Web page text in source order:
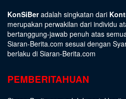
KonSiBeradalah singkatan dari
merupakan perwakilan dari individu
bertanggung-jawab penuh atas
Siaran-Berita.com sesuai dengan
berlaku di Siaran-Berita.com
PEMBERITAHUAN